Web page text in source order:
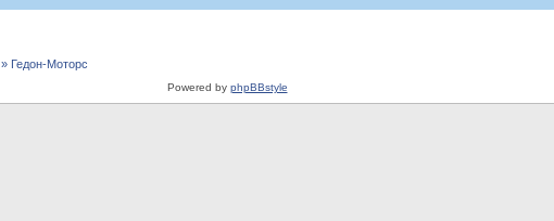
» Гедон-Моторс
Powered by phpBBstyle